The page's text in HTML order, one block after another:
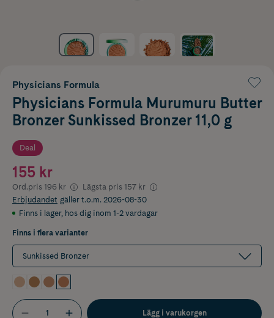
Physicians Formula
Physicians Formula Murumuru Butter
Bronzer Sunkissed Bronzer 11,0 g
Deal
155 kr
Ord.pris 196 kr Lägsta pris 157 kr
Erbjudandet gäller t.o.m. 2026-08-30
Finns i lager, hos dig inom 1-2 vardagar
Finns i flera varianter
Sunkissed Bronzer
Lägg i varukorgen